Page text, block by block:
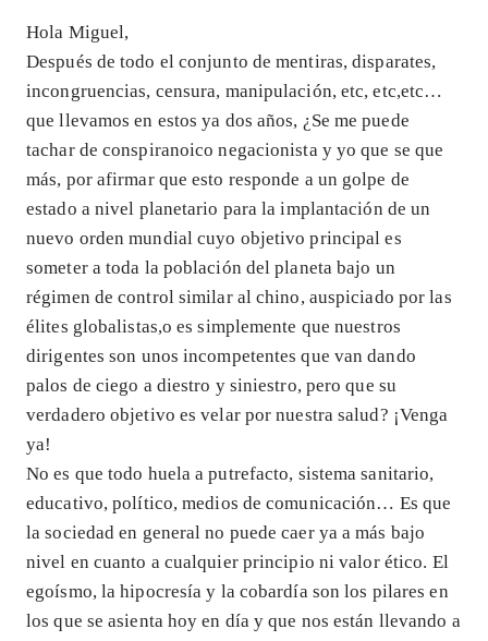
Hola Miguel,
Después de todo el conjunto de mentiras, disparates,
incongruencias, censura, manipulación, etc, etc,etc…
que llevamos en estos ya dos años, ¿Se me puede
tachar de conspiranoico negacionista y yo que se que
más, por afirmar que esto responde a un golpe de
estado a nivel planetario para la implantación de un
nuevo orden mundial cuyo objetivo principal es
someter a toda la población del planeta bajo un
régimen de control similar al chino, auspiciado por las
élites globalistas,o es simplemente que nuestros
dirigentes son unos incompetentes que van dando
palos de ciego a diestro y siniestro, pero que su
verdadero objetivo es velar por nuestra salud? ¡Venga
ya!
No es que todo huela a putrefacto, sistema sanitario,
educativo, político, medios de comunicación… Es que
la sociedad en general no puede caer ya a más bajo
nivel en cuanto a cualquier principio ni valor ético. El
egoísmo, la hipocresía y la cobardía son los pilares en
los que se asienta hoy en día y que nos están llevando a